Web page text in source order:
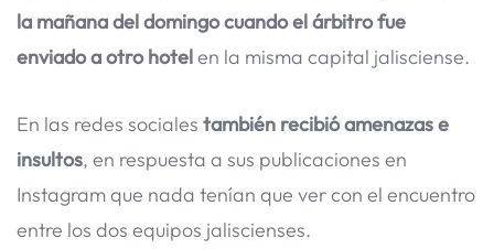
la mañana del domingo cuando el árbitro fue
enviado a otro hotelen la misma capital jalisciense.
En las redes sociales también recibió amenazas e
insultos, en respuesta a sus publicaciones en
Instagram que nada tenían que ver con el encuentro
entre los dos equipos jaliscienses.